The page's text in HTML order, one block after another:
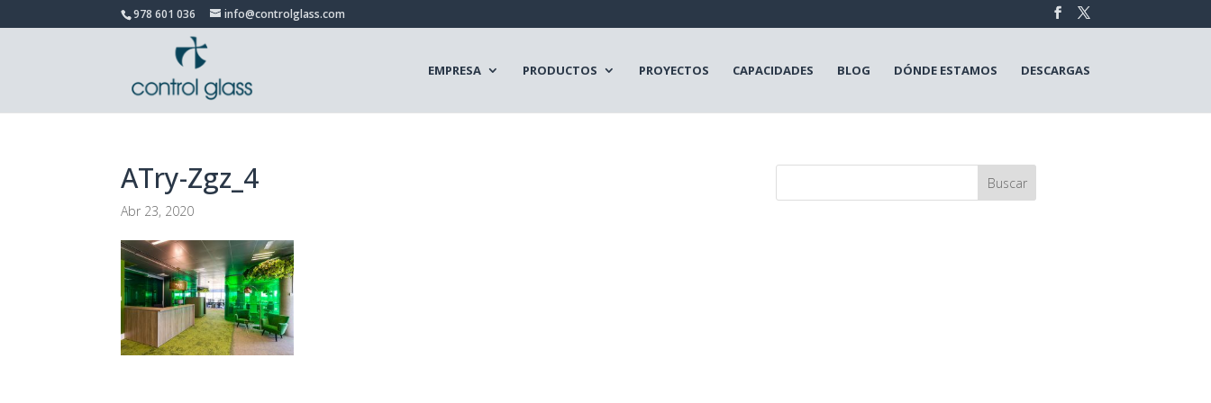
978 601 036 info@controlglass.com
EMPRESA PRODUCTOS PROYECTOS CAPACIDADES BLOG DÓNDE ESTAMOS DESCARGAS
ATry-Zgz_4
Abr 23, 2020